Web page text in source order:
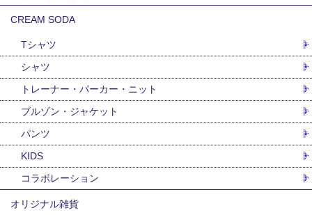
CREAM SODA
Tシャツ
シャツ
トレーナー・パーカー・ニット
ブルゾン・ジャケット
パンツ
KIDS
コラボレーション
オリジナル雑貨